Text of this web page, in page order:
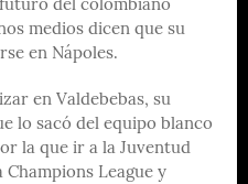
del colombiano
medios dicen que su
en Nápoles.
en Valdebebas, su
lo sacó del equipo blanco
la que ir a la Juventud
League y